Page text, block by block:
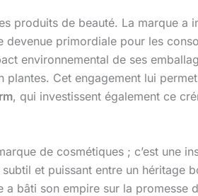
produits de beauté. La marque a
devenue primordiale pour les
environnemental de ses
plantes. Cet engagement lui
, qui investissent également ce
de cosmétiques ; c’est une
et puissant entre un
bâti son empire sur la promesse